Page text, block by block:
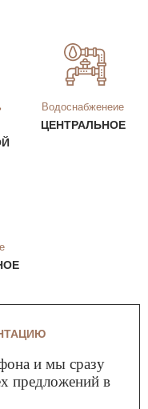
Водоснабженеие
ЦЕНТРАЛЬНОЕ
и мы сразу
предложений в